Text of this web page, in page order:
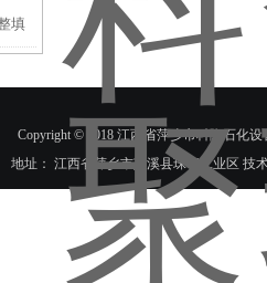
填
Copyright © 2018 江西省萍乡市科隆石化
地址： 江西省萍乡市芦溪县珠亭工业区 技